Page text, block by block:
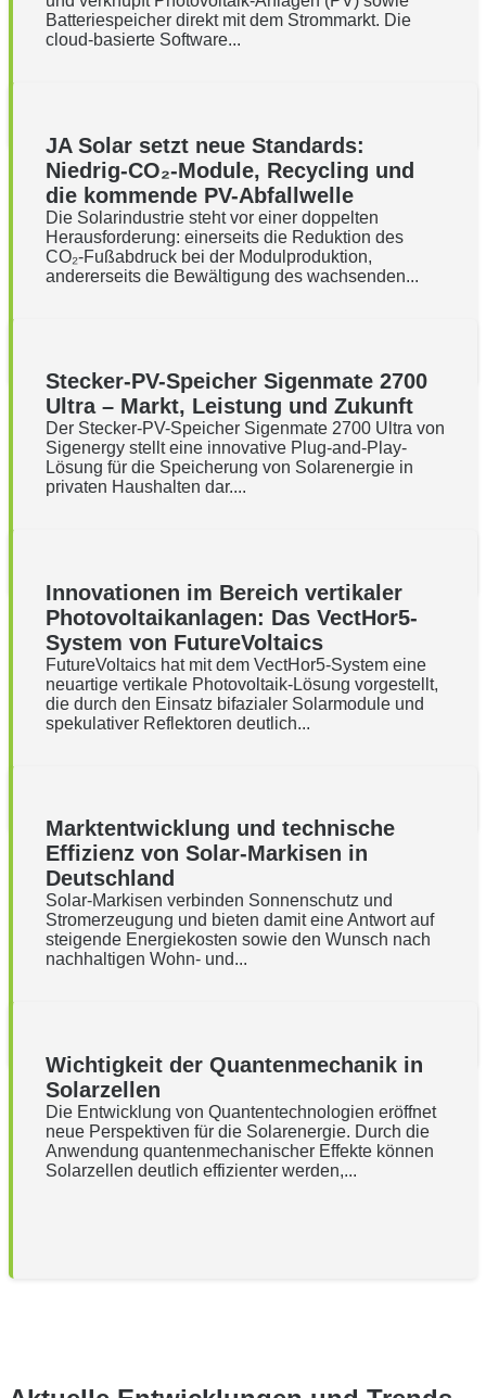
Batteriespeicher direkt mit dem Strommarkt. Die
cloud-basierte Software...
JA Solar setzt neue Standards:
Niedrig-CO₂-Module, Recycling und
die kommende PV-Abfallwelle
Die Solarindustrie steht vor einer doppelten
Herausforderung: einerseits die Reduktion des
CO₂-Fußabdruck bei der Modulproduktion,
andererseits die Bewältigung des wachsenden...
Stecker-PV-Speicher Sigenmate 2700
Ultra – Markt, Leistung und Zukunft
Der Stecker-PV-Speicher Sigenmate 2700 Ultra von
Sigenergy stellt eine innovative Plug-and-Play-
Lösung für die Speicherung von Solarenergie in
privaten Haushalten dar....
Innovationen im Bereich vertikaler
Photovoltaikanlagen: Das VectHor5-
System von FutureVoltaics
FutureVoltaics hat mit dem VectHor5-System eine
neuartige vertikale Photovoltaik-Lösung vorgestellt,
die durch den Einsatz bifazialer Solarmodule und
spekulativer Reflektoren deutlich...
Marktentwicklung und technische
Effizienz von Solar-Markisen in
Deutschland
Solar-Markisen verbinden Sonnenschutz und
Stromerzeugung und bieten damit eine Antwort auf
steigende Energiekosten sowie den Wunsch nach
nachhaltigen Wohn- und...
Wichtigkeit der Quantenmechanik in
Solarzellen
Die Entwicklung von Quantentechnologien eröffnet
neue Perspektiven für die Solarenergie. Durch die
Anwendung quantenmechanischer Effekte können
Solarzellen deutlich effizienter werden,...